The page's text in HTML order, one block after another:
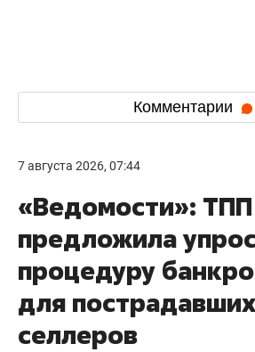
Комментарии
7 августа 2026, 07:44
«Ведомости»: ТПП
предложила
процедуру
для пострадавших
селлеров